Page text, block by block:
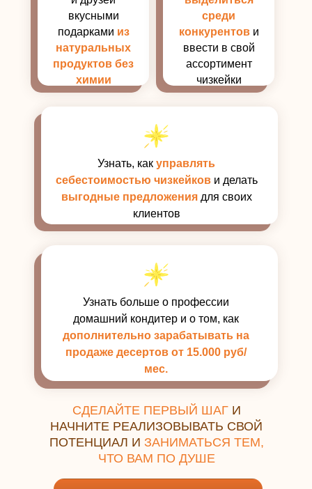
СДЕЛАЙТЕ ПЕРВЫЙ ШАГИ
НАЧНИТЕ РЕАЛИЗОВЫВАТЬ СВОЙ
ПОТЕНЦИАЛ И ЗАНИМАТЬСЯ ТЕМ,
ЧТО ВАМ ПО ДУШЕ
Узнать, как управлять
себестоимостью чизкейкови делать
выгодные предложения для своих
клиентов
вкусными
подарками из
натуральных
продуктов без
химии
среди
конкурентови
ввести в свой
ассортимент
чизкейки
Узнать больше о профессии
домашний кондитер и о том, как
дополнительно зарабатывать на
продаже десертов от 15.000 руб/
мес.